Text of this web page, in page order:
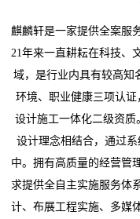
麒麟轩是一家提供全案服
21年来一直耕耘在科技、
域，是行业内具有较高知
环境、职业健康三项认
设计施工一体化二级资
设计理念相结合，通过
中。拥有高质量的经营管
求提供全自主实施服务体
计、布展工程实施、多媒